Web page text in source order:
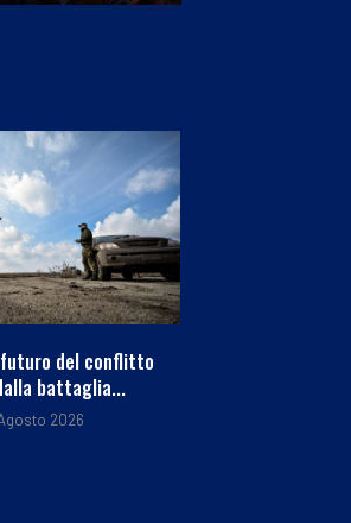
cibi dolci?
c’è e...
2026